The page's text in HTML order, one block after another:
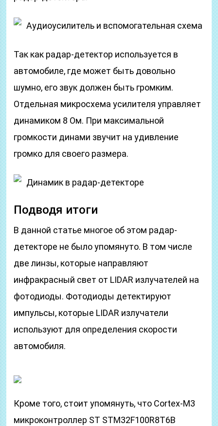
Аудиоусилитель и вспомогательная схема
Так как радар-детектор используется в
автомобиле, где может быть довольно
шумно, его звук должен быть громким.
Отдельная микросхема усилителя управляет
динамиком 8 Ом. При максимальной
громкости динами звучит на удивление
громко для своего размера.
Динамик в радар-детекторе
Подводя итоги
В данной статье многое об этом радар-
детекторе не было упомянуто. В том числе
две линзы, которые направляют
инфракрасный свет от LIDAR излучателей на
фотодиоды. Фотодиоды детектируют
импульсы, которые LIDAR излучатели
используют для определения скорости
автомобиля.
Кроме того, стоит упомянуть, что Cortex-M3
микроконтроллер ST STM32F100R8T6B